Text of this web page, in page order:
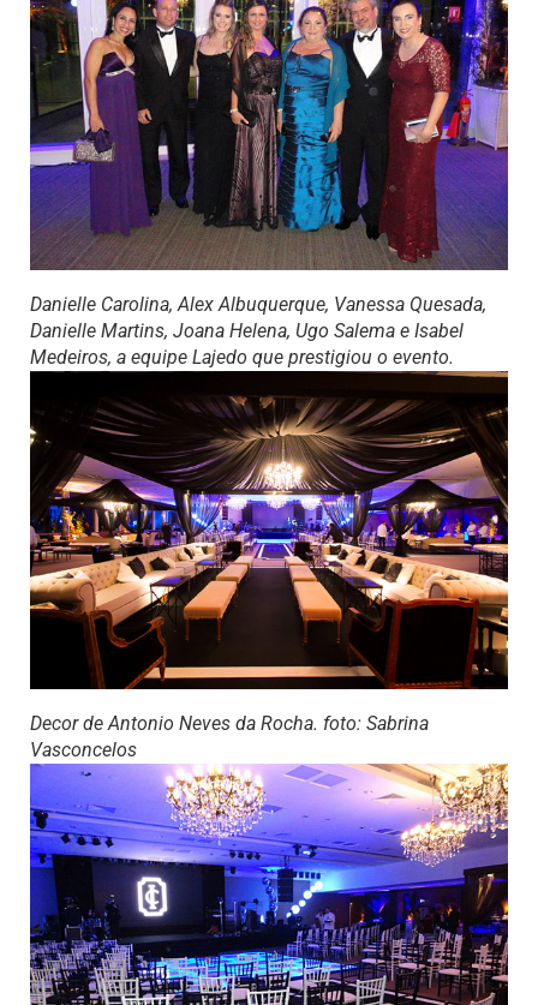
Danielle Carolina, Alex Albuquerque, Vanessa Quesada,
Danielle Martins, Joana Helena, Ugo Salema e Isabel
Medeiros, a equipe Lajedo que prestigiou o evento.
Decor de Antonio Neves da Rocha. foto: Sabrina
Vasconcelos